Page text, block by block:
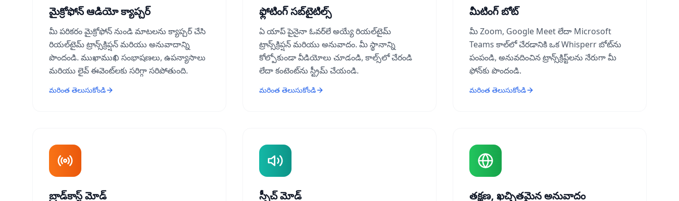
మైక్రోఫోన్ ఆడియో క్యాప్చర్
మీ పరికరం మైక్రోఫోన్ నుండి మాటలను క్యాప్చర్ చేసి
రియల్‌టైమ్ ట్రాన్స్‌క్రిప్షన్ మరియు అనువాదాన్ని
పొందండి. ముఖాముఖి సంభాషణలు, ఉపన్యాసాలు
మరియు లైవ్ ఈవెంట్‌లకు సరిగ్గా సరిపోతుంది.
మరింత తెలుసుకోండి
ఫ్లోటింగ్ సబ్‌టైటిల్స్
ఏ యాప్ పైనైనా ఓవర్‌లే అయ్యే రియల్‌టైమ్
ట్రాన్స్‌క్రిప్షన్ మరియు అనువాదం. మీ స్థానాన్ని
కోల్పోకుండా వీడియోలు చూడండి, కాల్స్‌లో చేరండి
లేదా కంటెంట్‌ను స్ట్రీమ్ చేయండి.
మరింత తెలుసుకోండి
మీటింగ్ బోట్
మీ Zoom, Google Meet లేదా Microsoft
Teams కాల్‌లో చేరడానికి ఒక Whisperr బోట్‌ను
పంపండి, అనువదించిన ట్రాన్స్‌క్రిప్ట్‌లను నేరుగా మీ
ఫోన్‌కు పొందండి.
మరింత తెలుసుకోండి
బ్రాడ్‌కాస్ట్ మోడ్ స్పీచ్ మోడ్ తక్షణ, ఖచ్చితమైన అనువాదం